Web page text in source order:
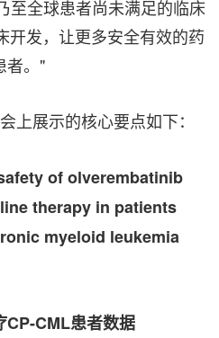
至全球患者尚未满足的临床
开发，让更多安全有效的药
者。"
上展示的核心要点如下：
of olverembatinib
therapy in patients
myeloid leukemia
CP-CML患者数据